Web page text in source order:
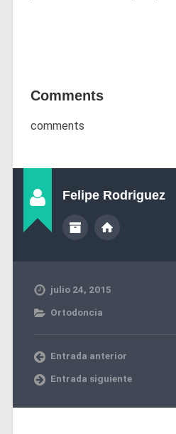
Comments
comments
Felipe Rodriguez
julio 24, 2015
Ortodoncia
Entrada anterior
Entrada siguiente